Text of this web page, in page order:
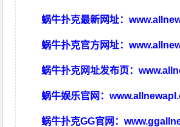
蜗牛扑克最新网址：
蜗牛扑克官方网址：
蜗牛扑克网址发布页：
蜗牛娱乐官网：
蜗牛扑克GG官网：